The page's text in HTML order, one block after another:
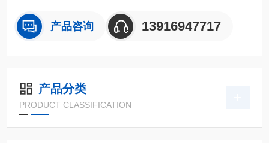
产品咨询 13916947717
产品分类
PRODUCT CLASSIFICATION